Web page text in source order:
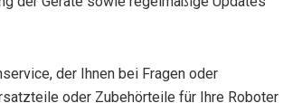
der Ihnen bei Fragen oder
oder Zubehörteile für Ihre Roboter